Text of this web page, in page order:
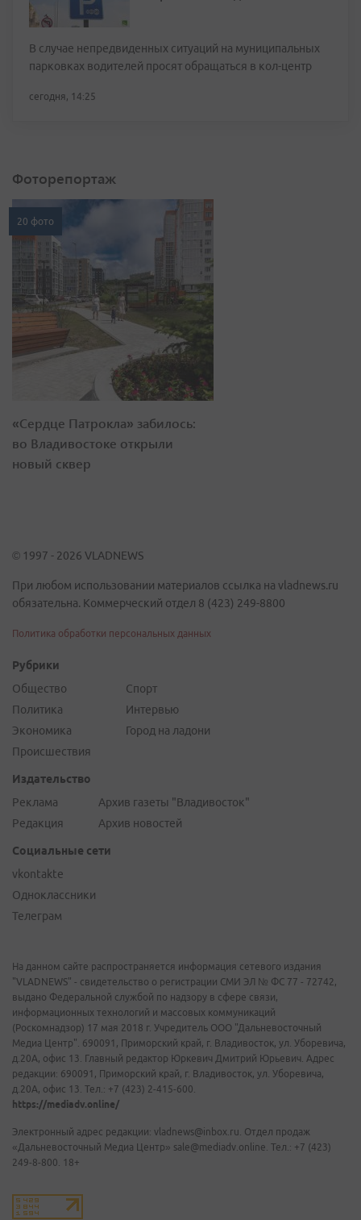
В случае непредвиденных ситуаций на муниципальных
парковках водителей просят обращаться в кол-центр
сегодня, 14:25
Фоторепортаж
20 фото
«Сердце Патрокла» забилось:
во Владивостоке открыли
новый сквер
© 1997 - 2026 VLADNEWS
При любом использовании материалов ссылка на vladnews.ru
обязательна. Коммерческий отдел 8 (423) 249-8800
Политика обработки персональных данных
Рубрики
Общество
Политика
Экономика
Происшествия
Спорт
Интервью
Город на ладони
Издательство
Реклама
Редакция
Архив газеты "Владивосток"
Архив новостей
Социальные сети
vkontakte
Одноклассники
Телеграм
На данном сайте распространяется информация сетевого издания
"VLADNEWS" - свидетельство о регистрации СМИ ЭЛ № ФС 77 - 72742,
выдано Федеральной службой по надзору в сфере связи,
информационных технологий и массовых коммуникаций
(Роскомнадзор) 17 мая 2018 г. Учредитель ООО "Дальневосточный
Медиа Центр". 690091, Приморский край, г. Владивосток, ул. Уборевича,
д.20А, офис 13. Главный редактор Юркевич Дмитрий Юрьевич. Адрес
редакции: 690091, Приморский край, г. Владивосток, ул. Уборевича,
д.20А, офис 13. Тел.: +7 (423) 2-415-600.
https://mediadv.online/
Электронный адрес редакции: vladnews@inbox.ru. Отдел продаж
«Дальневосточный Медиа Центр» sale@mediadv.online. Тел.: +7 (423)
249-8-800. 18+